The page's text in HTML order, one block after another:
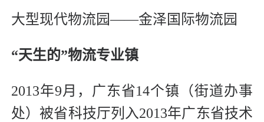
大型现代物流园——金泽国际物流园
“天生的”物流专业镇
2013年9月，广东省14个镇（街道办事
处）被省科技厅列入2013年广东省技术